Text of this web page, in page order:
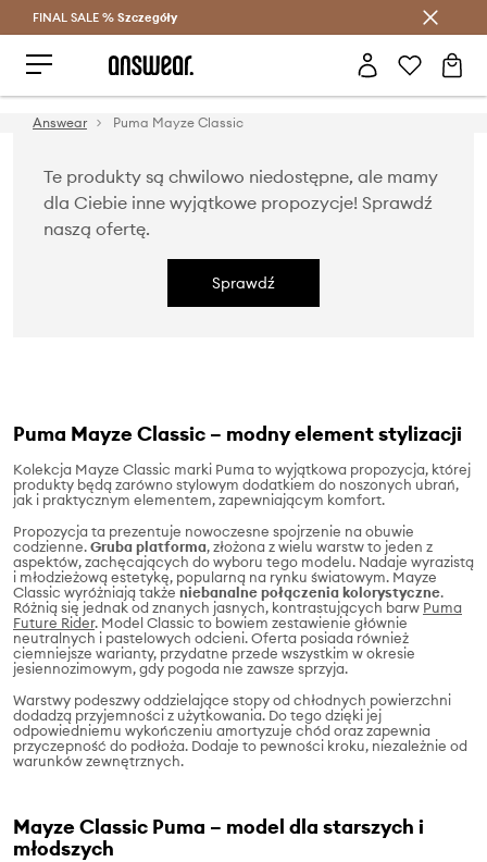
Oszczędzaj z Answear Club >
FINAL SALE % Szczegóły
Answear Puma Mayze Classic
Te produkty są chwilowo niedostępne, ale mamy
dla Ciebie inne wyjątkowe propozycje! Sprawdź
naszą ofertę.
Sprawdź
Puma Mayze Classic – modny element stylizacji
Kolekcja Mayze Classic marki Puma to wyjątkowa propozycja, której
produkty będą zarówno stylowym dodatkiem do noszonych ubrań,
jak i praktycznym elementem, zapewniającym komfort.
Propozycja ta prezentuje nowoczesne spojrzenie na obuwie
codzienne.Gruba platforma, złożona z wielu warstw to jeden z
aspektów, zachęcających do wyboru tego modelu. Nadaje wyrazistą
i młodzieżową estetykę, popularną na rynku światowym. Mayze
Classic wyróżniają także niebanalne połączenia kolorystyczne.
Różnią się jednak od znanych jasnych, kontrastujących barw Puma
Future Rider. Model Classic to bowiem zestawienie głównie
neutralnych i pastelowych odcieni. Oferta posiada również
ciemniejsze warianty, przydatne przede wszystkim w okresie
jesiennozimowym, gdy pogoda nie zawsze sprzyja.
Warstwy podeszwy oddzielające stopy od chłodnych powierzchni
dodadzą przyjemności z użytkowania. Do tego dzięki jej
odpowiedniemu wykończeniu amortyzuje chód oraz zapewnia
przyczepność do podłoża. Dodaje to pewności kroku, niezależnie od
warunków zewnętrznych.
Mayze Classic Puma – model dla starszych i
młodszych